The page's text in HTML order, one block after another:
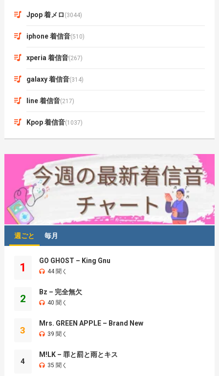
Jpop 着メロ (3044)
iphone 着信音(510)
xperia 着信音(267)
galaxy 着信音(314)
line 着信音(217)
Kpop 着信音(1037)
週ごと 毎月
1
GO GHOST – King Gnu
44 聞く
2
Bz – 完全無欠
40 聞く
3
Mrs. GREEN APPLE – Brand New
39 聞く
4
M!LK – 罪と罰と雨とキス
35 聞く